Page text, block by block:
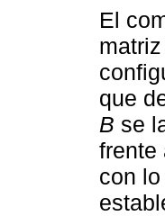
El
que
B se
frente
con